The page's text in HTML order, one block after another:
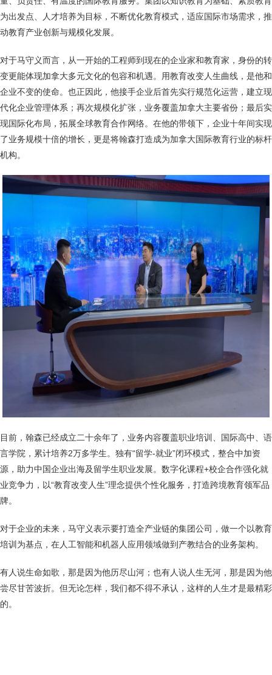
为出发点、人才培养为目标，不断优化教育模式，适应国际市场需求，推
动教育产业创新与规模化发展。
对于马守义而言，从一开始的工程师到现在的企业家和教育家，身份的转
变更能体现加拿大多元文化的包容和机遇。用教育改变人生曲线，是他和
企业不变的使命。也正因此，他接手企业后首先实行规范化运营，建立现
代化企业管理体系；再次规模化扩张，业务覆盖加拿大主要省份；最后实
现国际化布局，拓展全球教育合作网络。在他的带领下，企业十年间实现
了业务规模十倍的增长，更是将翰森打造成为加拿大国际教育行业的标杆
机构。
目前，翰森已经成立二十余年了，业务内容覆盖职业培训、国际高中、语
言学院，累计培养2万多学生。独有“留学-就业”闭环模式，整合中加资
源，助力中国企业出海及留学生职业发展。数字化课程+校企合作强化就
业竞争力，以“教育改变人生”理念提供个性化服务，打造跨境教育领军品
牌。
对于企业的未来，马守义表示要打造全产业链的集团公司，做一个以教育
培训为基点，在人工智能和机器人应用领域做到产教结合的业务架构。
有人说生命如歌，那是因为他历尽山河；也有人说人生无河，那是因为他
尝尽甘苦波折。但无论怎样，我们都不得不承认，这样的人生才是最精彩
的。